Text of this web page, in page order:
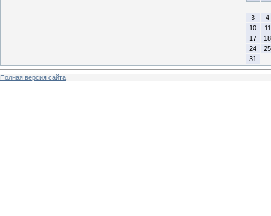
3
4
10
11
17
18
24
25
31
Полная версия сайта